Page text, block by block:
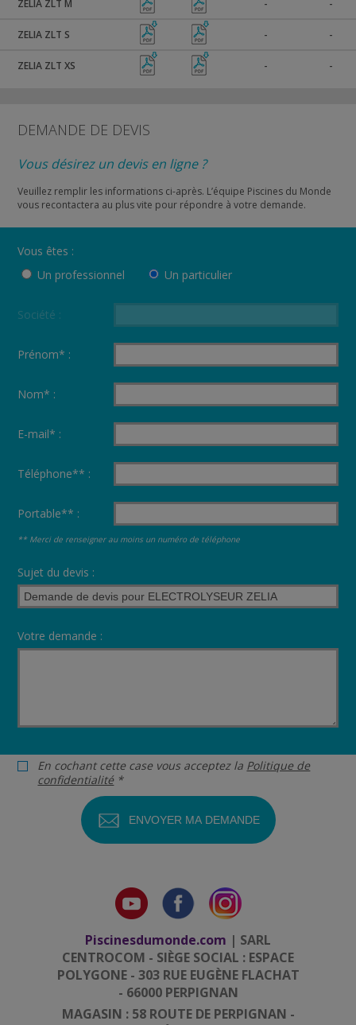
ZELIA ZLT M - -
ZELIA ZLT S - -
ZELIA ZLT XS - -
DEMANDE DE DEVIS
Vous désirez un devis en ligne ?
Veuillez remplir les informations ci-après. L’équipe Piscines du Monde
vous recontactera au plus vite pour répondre à votre demande.
Vous êtes :
Un professionnel
Un particulier
Société :
Prénom* :
Nom* :
E-mail* :
Téléphone** :
Portable** :
** Merci de renseigner au moins un numéro de téléphone
Sujet du devis :
Votre demande :
En cochant cette case vous acceptez la Politique de
confidentialité*
Piscinesdumonde.com | SARL
CENTROCOM - SIÈGE SOCIAL : ESPACE
POLYGONE - 303 RUE EUGÈNE FLACHAT
- 66000 PERPIGNAN
MAGASIN : 58 ROUTE DE PERPIGNAN -